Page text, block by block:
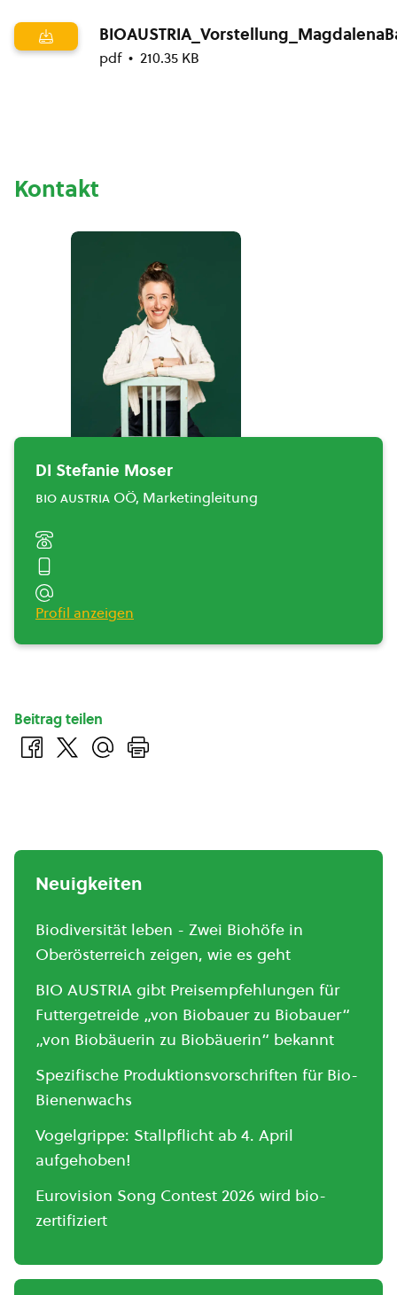
pdf 210.35 KB
Kontakt
DI Stefanie Moser
bio austria OÖ, Marketingleitung
Profil anzeigen
Beitrag teilen
Neuigkeiten
Biodiversität leben - Zwei Biohöfe in
Oberösterreich zeigen, wie es geht
BIO AUSTRIA gibt Preisempfehlungen für
Futtergetreide „von Biobauer zu Biobauer“
„von Biobäuerin zu Biobäuerin“ bekannt
Spezifische Produktionsvorschriften für Bio-
Bienenwachs
Vogelgrippe: Stallpflicht ab 4. April
aufgehoben!
Eurovision Song Contest 2026 wird bio-
zertifiziert